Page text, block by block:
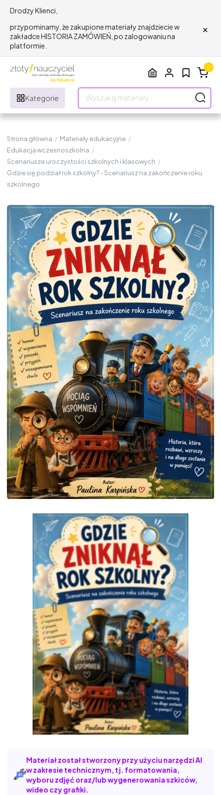
Drodzy Klienci,
przypominamy, że zakupione materiały znajdziecie w
zakładce HISTORIA ZAMÓWIEŃ, po zalogowaniu na
platformie.
×
Kategorie
0
Strona główna / Materiały edukacyjne /
Edukacja wczesnoszkolna /
Scenariusze uroczystości szkolnych i klasowych /
Gdzie się podział rok szkolny? - Scenariusz na zakończenie roku
szkolnego
Materiał został stworzony przy użyciu narzędzi AI
w zakresie technicznym, tj. formatowania,
wyboru zdjęć oraz/lub wygenerowania szkiców,
wideo czy grafiki.